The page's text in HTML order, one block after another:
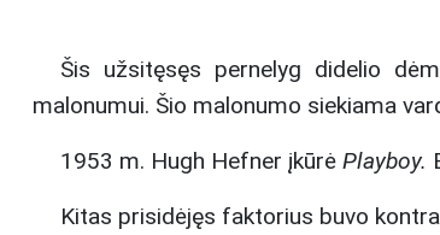
Šis užsitęsęs pernelyg didelio
malonumui. Šio malonumo siekiama
1953 m. Hugh Hefner įkūrė Playboy.
Kitas prisidėjęs faktorius buvo